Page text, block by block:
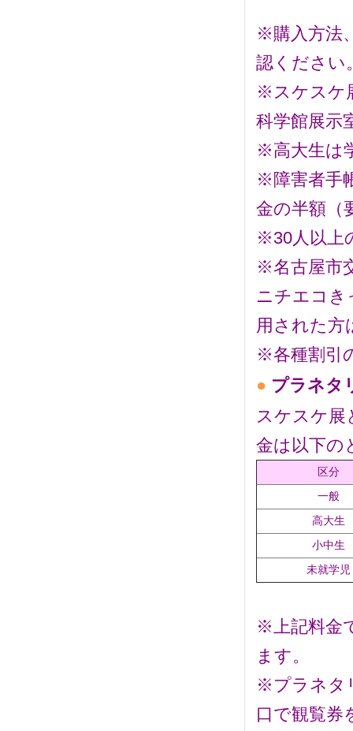
※購入方法
認ください
※スケスケ
科学館展示
※高大生は
※障害者手
金の半額（
※30人以上
※名古屋市
ニチエコき
用された方
※各種割引
● プラネタ
スケスケ展
金は以下の
区分
一般
高大生
小中生
未就学児
※ 上記料
ます。
※プラネタ
口で観覧券